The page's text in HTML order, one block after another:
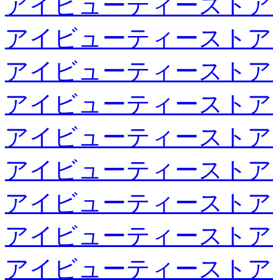
アイビューティースト
アイビューティースト
アイビューティースト
アイビューティースト
アイビューティースト
アイビューティースト
アイビューティースト
アイビューティースト